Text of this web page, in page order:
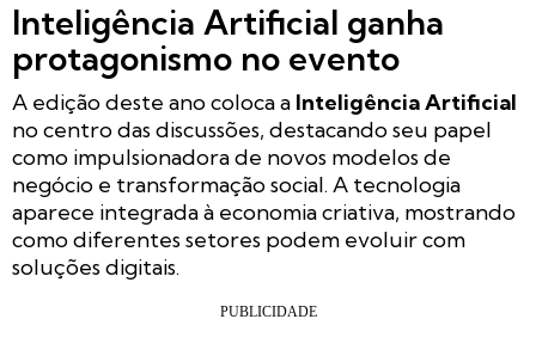
Inteligência Artificial ganha
protagonismo no evento
A edição deste ano coloca a Inteligência Artificial
no centro das discussões, destacando seu papel
como impulsionadora de novos modelos de
negócio e transformação social. A tecnologia
aparece integrada à economia criativa, mostrando
como diferentes setores podem evoluir com
soluções digitais.